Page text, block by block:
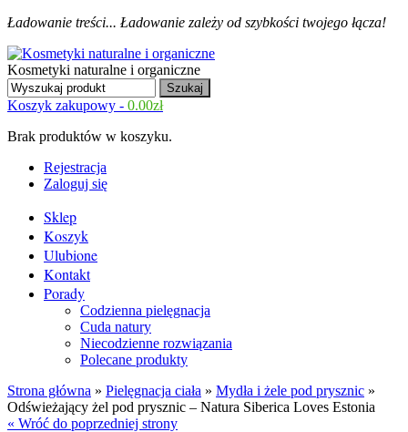
Ładowanie treści... Ładowanie zależy od szybkości twojego łącza!
Kosmetyki naturalne i organiczne
Koszyk zakupowy - 0.00zł
Brak produktów w koszyku.
Rejestracja
Zaloguj się
Sklep
Koszyk
Ulubione
Kontakt
Porady
Codzienna pielęgnacja
Cuda natury
Niecodzienne rozwiązania
Polecane produkty
Strona główna » Pielęgnacja ciała » Mydła i żele pod prysznic »
Odświeżający żel pod prysznic – Natura Siberica Loves Estonia
« Wróć do poprzedniej strony